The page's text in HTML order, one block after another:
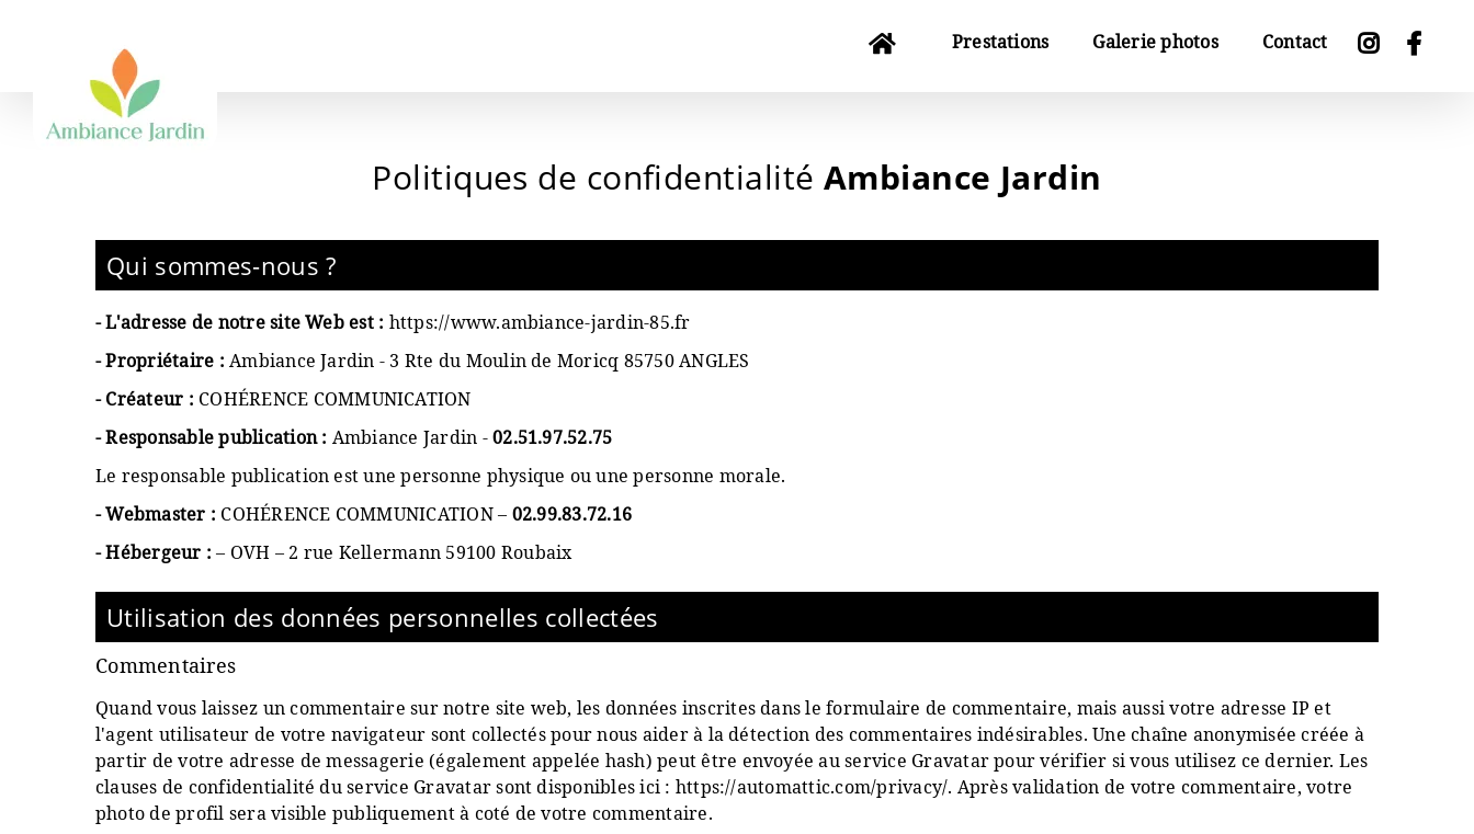
Prestations Galerie photos Contact
Politiques de confidentialité Ambiance Jardin
Qui sommes-nous ?
- L'adresse de notre site Web est : https://www.ambiance-jardin-85.fr
- Propriétaire :Ambiance Jardin -3 Rte du Moulin de Moricq 85750 ANGLES
- Créateur : COHÉRENCE COMMUNICATION
- Responsable publication : Ambiance Jardin -02.51.97.52.75
Le responsable publication est une personne physique ou une personne morale.
- Webmaster : COHÉRENCE COMMUNICATION–02.99.83.72.16
- Hébergeur :– OVH – 2 rue Kellermann 59100 Roubaix
Utilisation des données personnelles collectées
Commentaires
Quand vous laissez un commentaire sur notre site web, les données inscrites dans le formulaire de commentaire, mais aussi votre adresse IP et
l'agent utilisateur de votre navigateur sont collectés pour nous aider à la détection des commentaires indésirables. Une chaîne anonymisée créée à
partir de votre adresse de messagerie (également appelée hash) peut être envoyée au service Gravatar pour vérifier si vous utilisez ce dernier. Les
clauses de confidentialité du service Gravatar sont disponibles ici : https://automattic.com/privacy/. Après validation de votre commentaire, votre
photo de profil sera visible publiquement à coté de votre commentaire.